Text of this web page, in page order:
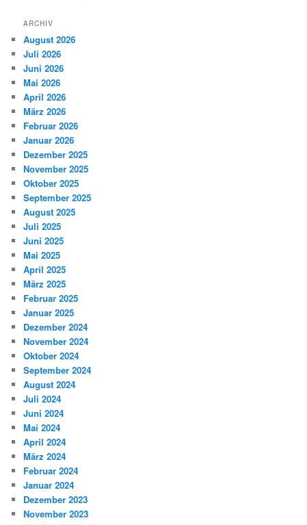
ARCHIV
August 2026
Juli 2026
Juni 2026
Mai 2026
April 2026
März 2026
Februar 2026
Januar 2026
Dezember 2025
November 2025
Oktober 2025
September 2025
August 2025
Juli 2025
Juni 2025
Mai 2025
April 2025
März 2025
Februar 2025
Januar 2025
Dezember 2024
November 2024
Oktober 2024
September 2024
August 2024
Juli 2024
Juni 2024
Mai 2024
April 2024
März 2024
Februar 2024
Januar 2024
Dezember 2023
November 2023